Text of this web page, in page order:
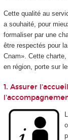
Cette qualité au
a souhaité, pour
formaliser par une
être respectés pour
Cnam». Cette
en région, porte sur
1. Assurer